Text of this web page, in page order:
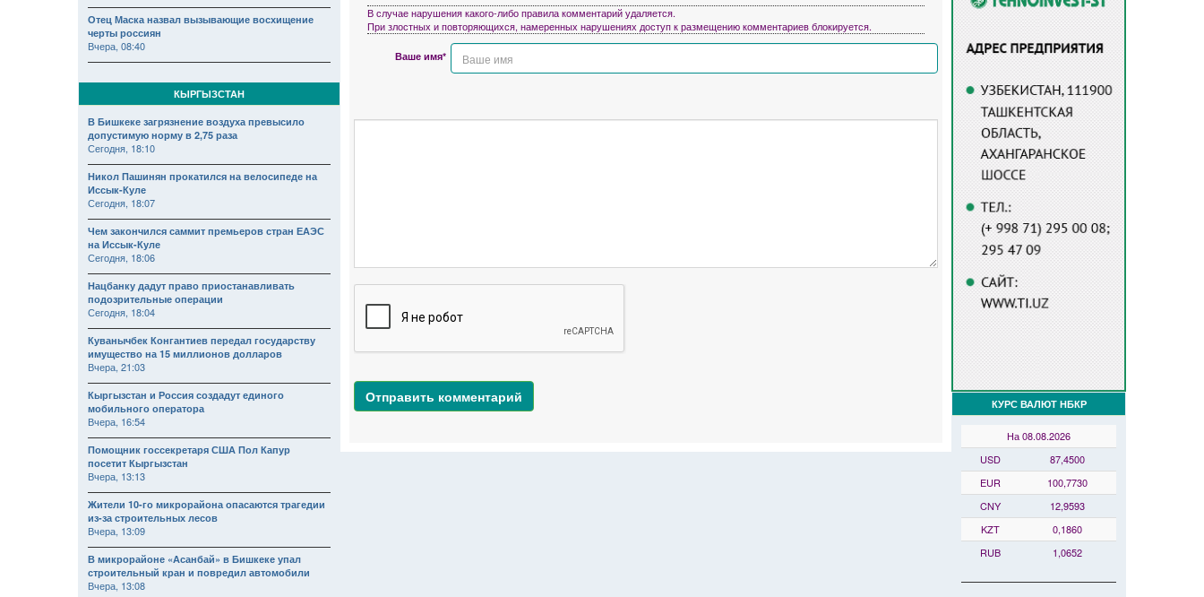
В случае нарушения какого-либо правила комментарий удаляется.
При злостных и повторяющихся, намеренных нарушениях доступ к размещению комментариев блокируется.
Ваше имя*
Отправить комментарий
Отец Маска назвал вызывающие восхищение
черты россиян
Вчера, 08:40
КЫРГЫЗСТАН
В Бишкеке загрязнение воздуха превысило
допустимую норму в 2,75 раза
Сегодня, 18:10
Никол Пашинян прокатился на велосипеде на
Иссык-Куле
Сегодня, 18:07
Чем закончился саммит премьеров стран ЕАЭС
на Иссык-Куле
Сегодня, 18:06
Нацбанку дадут право приостанавливать
подозрительные операции
Сегодня, 18:04
Куванычбек Конгантиев передал государству
имущество на 15 миллионов долларов
Вчера, 21:03
Кыргызстан и Россия создадут единого
мобильного оператора
Вчера, 16:54
Помощник госсекретаря США Пол Капур
посетит Кыргызстан
Вчера, 13:13
Жители 10-го микрорайона опасаются трагедии
из-за строительных лесов
Вчера, 13:09
В микрорайоне «Асанбай» в Бишкеке упал
строительный кран и повредил автомобили
Вчера, 13:08
КУРС ВАЛЮТ НБКР
На 08.08.2026
USD
87,4500
EUR
100,7730
CNY
12,9593
KZT
0,1860
RUB
1,0652